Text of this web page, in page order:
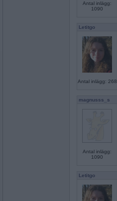
Antal inlägg:
1090
Letitgo
Antal inlägg: 268
magnusss_s
Antal inlägg:
1090
Letitgo